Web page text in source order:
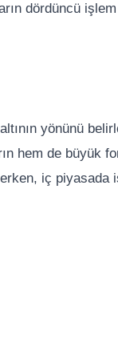
dördüncü
yönünü
hem de büyük
iç piyasada